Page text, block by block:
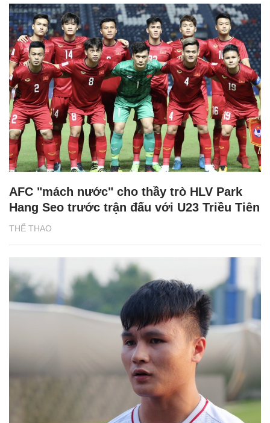
THỂ THAO
AFC "mách nước" cho thầy trò HLV Park
Hang Seo trước trận đấu với U23 Triều Tiên